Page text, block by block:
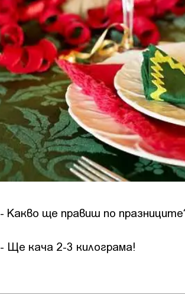
- Какво ще правиш по
- Ще кача 2-3 килограма!